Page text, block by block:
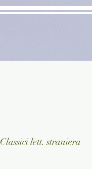
Classici lett. straniera